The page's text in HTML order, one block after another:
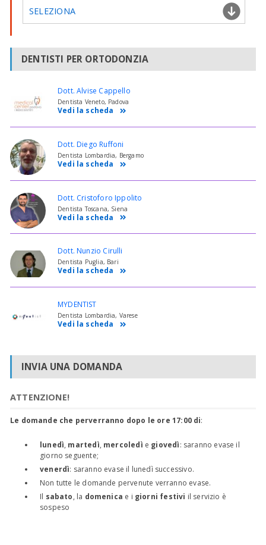
SELEZIONA
DENTISTI PER ORTODONZIA
Dott. Alvise Cappello
Dentista Veneto, Padova
Vedi la scheda
Dott. Diego Ruffoni
Dentista Lombardia, Bergamo
Vedi la scheda
Dott. Cristoforo Ippolito
Dentista Toscana, Siena
Vedi la scheda
Dott. Nunzio Cirulli
Dentista Puglia, Bari
Vedi la scheda
MYDENTIST
Dentista Lombardia, Varese
Vedi la scheda
INVIA UNA DOMANDA
ATTENZIONE!
Le domande che perverranno dopo le ore 17:00 di:
lunedì, martedì, mercoledì e giovedì: saranno evase il
giorno seguente;
venerdì: saranno evase il lunedì successivo.
Non tutte le domande pervenute verranno evase.
Il sabato, la domenica e i giorni festivi il servizio è
sospeso